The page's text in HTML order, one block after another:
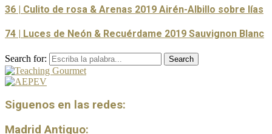
36 | Culito de rosa & Arenas 2019 Airén-Albillo sobre lías
74 | Luces de Neón & Recuérdame 2019 Sauvignon Blanc
Search for: Search
Siguenos en las redes:
Madrid Antiguo: